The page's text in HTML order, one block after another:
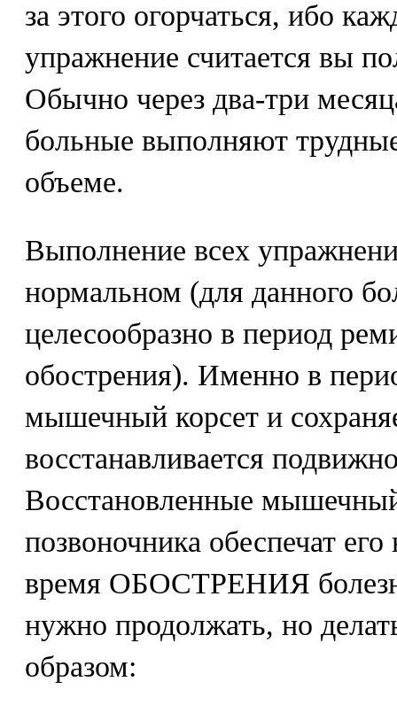
за этого огорчаться, ибо
упражнение считается вы
Обычно через два-три
больные выполняют
объеме.
Выполнение всех
нормальном (для данного
целесообразно в период
обострения). Именно в
мышечный корсет и
восстанавливается
Восстановленные
позвоночника обеспечат
время ОБОСТРЕНИЯ
нужно продолжать, но
образом: